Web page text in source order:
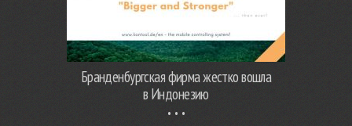
Бранденбургская фирма жестко вошла
в Индонезию